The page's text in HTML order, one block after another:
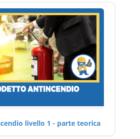
livello 1 - parte teorica